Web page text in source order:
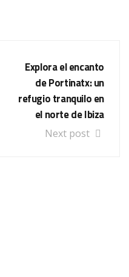
Explora el encanto
de Portinatx: un
refugio tranquilo en
el norte de Ibiza
Next post